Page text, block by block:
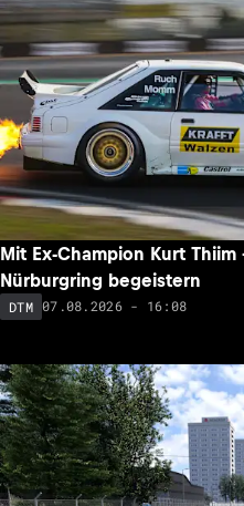
Mit Ex-Champion Kurt
Nürburgring begeistern
DTM 07.08.2026 - 16:08